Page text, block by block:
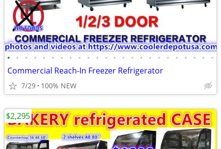
• • • • • • • • • • • • • • • • • • • • • • • •
Commercial Reach-In Freezer Refrigerator
7/29 100% NEW
$2,295